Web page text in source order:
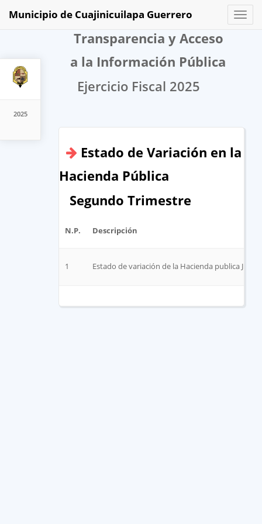
2025
Toggle
Municipio de Cuajinicuilapa Guerrero
Transparencia y Acceso
a la Información Pública
Ejercicio Fiscal 2025
Estado de Variación en la
Hacienda Pública
Segundo Trimestre
N.P. Descripción
1 Estado de variación de la Hacienda publica Jun